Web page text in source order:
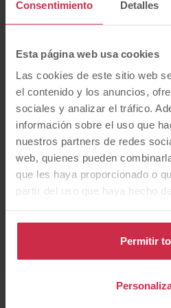
Consentimiento Detalles
Esta página web usa cookies
Las cookies de este sitio web
el contenido y los anuncios,
sociales y analizar el tráfico.
información sobre el uso que
nuestros partners de redes
web, quienes pueden
que les haya proporcionado o
partir del uso que haya hecho
Permitir
Maserati Mazda
Nissan Opel
Porsche
Subaru Toyota